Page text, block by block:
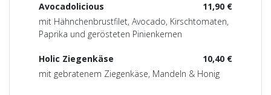
11,90 €
Avocadolicious
mit Hähnchenbrustfilet, Avocado, Kirschtomaten,
Paprika und gerösteten Pinienkernen
10,40 €
Holic Ziegenkäse
mit gebratenem Ziegenkäse, Mandeln & Honig